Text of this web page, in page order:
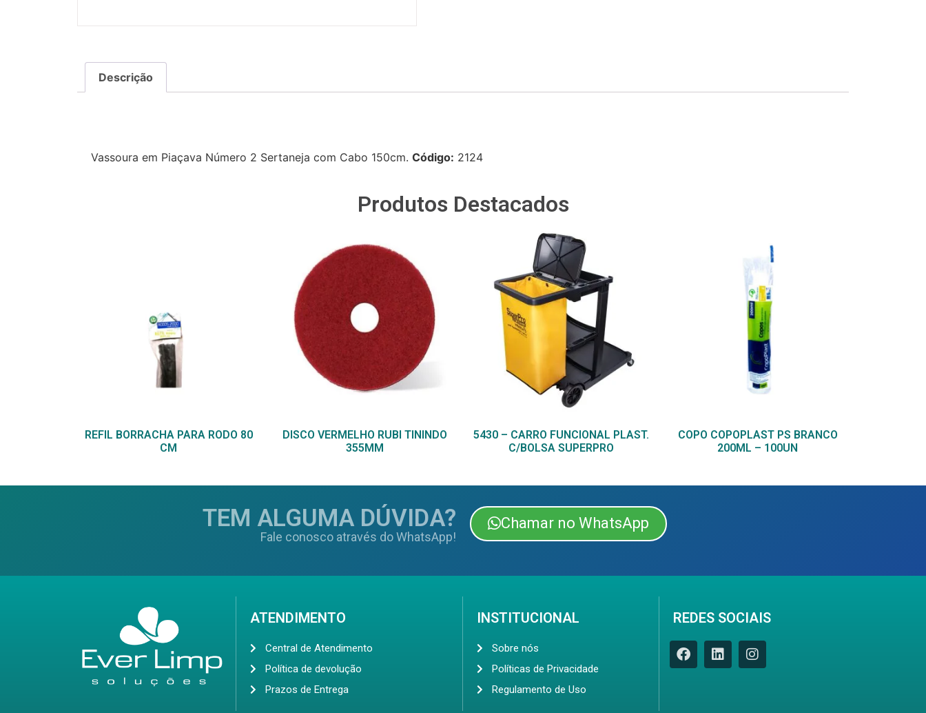
Descrição
Vassoura em Piaçava Número 2 Sertaneja com Cabo 150cm. Código: 2124
Produtos Destacados
REFIL BORRACHA PARA RODO 80
CM
DISCO VERMELHO RUBI TININDO
355MM
5430 – CARRO FUNCIONAL PLAST.
C/BOLSA SUPERPRO
COPO COPOPLAST PS BRANCO
200ML – 100UN
TEM ALGUMA DÚVIDA?
Fale conosco através do WhatsApp!
Chamar no WhatsApp
ATENDIMENTO
Central de Atendimento
Política de devolução
Prazos de Entrega
INSTITUCIONAL
Sobre nós
Políticas de Privacidade
Regulamento de Uso
REDES SOCIAIS